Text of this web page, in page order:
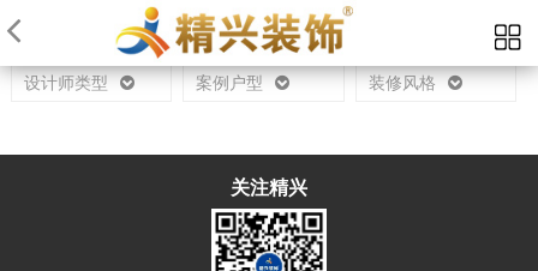
当前位置： 首页 设计师
设计师类型 案例户型 装修风格
关注精兴